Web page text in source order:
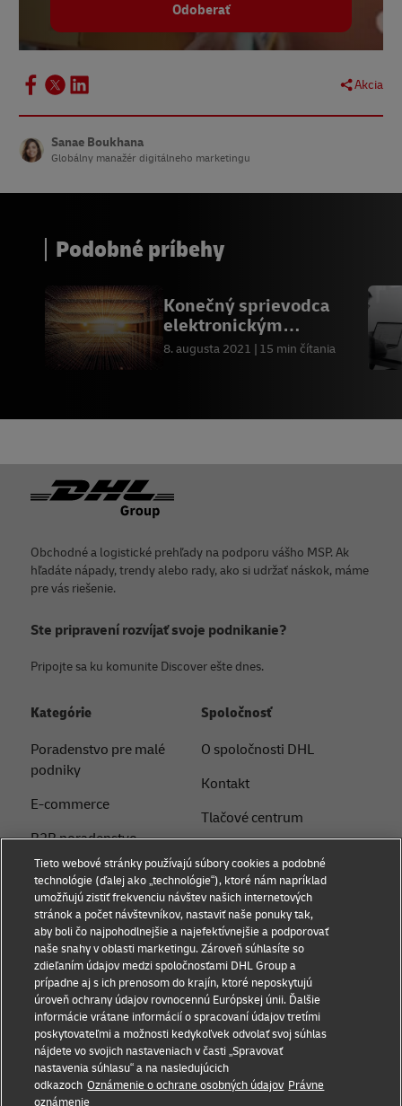
Odoberať
Akcia
Sanae Boukhana
Globálny manažér digitálneho marketingu
Podobné príbehy
Konečný sprievodca
elektronickým
obchodom B2B
8. augusta 2021 15 min čítania
Obchodné a logistické prehľady na podporu vášho MSP. Ak
hľadáte nápady, trendy alebo rady, ako si udržať náskok, máme
pre vás riešenie.
Ste pripravení rozvíjať svoje podnikanie?
Pripojte sa ku komunite Discover ešte dnes.
Kategórie
Poradenstvo pre malé
podniky
E-commerce
B2B poradenstvo
Logistické poradenstvo
Novinky a postrehy
Preprava s DHL
Service Point
Poslať zásielku
Spoločnosť
O spoločnosti DHL
Kontakt
Tlačové centrum
Právne upozornenie
Podmienky používania
Súkromie
Dokumenty
Nastavenia súborov
cookie
Tieto webové stránky používajú súbory cookies a podobné
technológie (ďalej ako „technológie“), ktoré nám napríklad
umožňujú zistiť frekvenciu návštev našich internetových
stránok a počet návštevníkov, nastaviť naše ponuky tak,
aby boli čo najpohodlnejšie a najefektívnejšie a podporovať
naše snahy v oblasti marketingu. Zároveň súhlasíte so
zdieľaním údajov medzi spoločnosťami DHL Group a
prípadne aj s ich prenosom do krajín, ktoré neposkytujú
úroveň ochrany údajov rovnocennú Európskej únii. Ďalšie
informácie vrátane informácií o spracovaní údajov tretími
poskytovateľmi a možnosti kedykoľvek odvolať svoj súhlas
nájdete vo svojich nastaveniach v časti „Spravovať
nastavenia súhlasu“ a na nasledujúcich
odkazoch Oznámenie o ochrane osobných údajov Právne
oznámenie